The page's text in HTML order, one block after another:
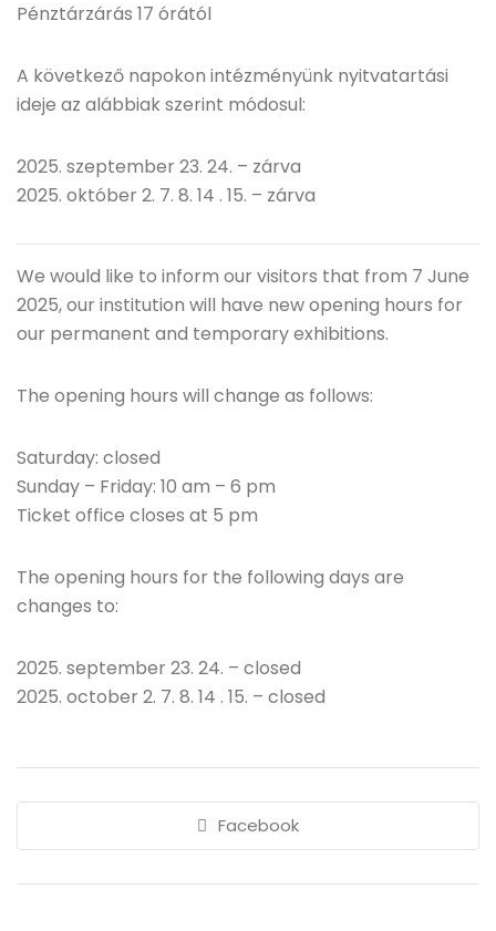
Pénztárzárás 17 órától
A következő napokon intézményünk nyitvatartási
ideje az alábbiak szerint módosul:
2025. szeptember 23. 24. – zárva
2025. október 2. 7. 8. 14 . 15. – zárva
We would like to inform our visitors that from 7 June
2025, our institution will have new opening hours for
our permanent and temporary exhibitions.
The opening hours will change as follows:
Saturday: closed
Sunday – Friday: 10 am – 6 pm
Ticket office closes at 5 pm
The opening hours for the following days are
changes to:
2025. september 23. 24. – closed
2025. october 2. 7. 8. 14 . 15. – closed
Facebook